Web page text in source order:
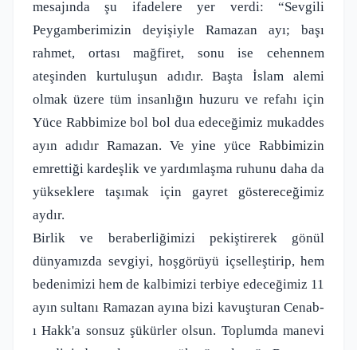
mesajında şu ifadelere yer verdi: “Sevgili
Peygamberimizin deyişiyle Ramazan ayı; başı
rahmet, ortası mağfiret, sonu ise cehennem
ateşinden kurtuluşun adıdır. Başta İslam alemi
olmak üzere tüm insanlığın huzuru ve refahı için
Yüce Rabbimize bol bol dua edeceğimiz mukaddes
ayın adıdır Ramazan. Ve yine yüce Rabbimizin
emrettiği kardeşlik ve yardımlaşma ruhunu daha da
yükseklere taşımak için gayret göstereceğimiz
aydır.
Birlik ve beraberliğimizi pekiştirerek gönül
dünyamızda sevgiyi, hoşgörüyü içselleştirip, hem
bedenimizi hem de kalbimizi terbiye edeceğimiz 11
ayın sultanı Ramazan ayına bizi kavuşturan Cenab-
ı Hakk'a sonsuz şükürler olsun. Toplumda manevi